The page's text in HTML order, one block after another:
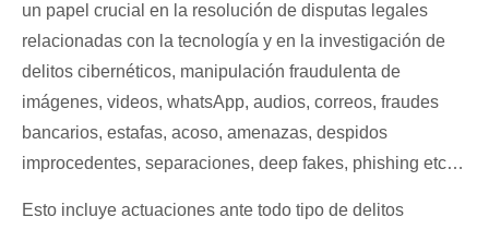
un papel crucial en la resolución de disputas legales
relacionadas con la tecnología y en la investigación de
delitos cibernéticos, manipulación fraudulenta de
imágenes, videos, whatsApp, audios, correos, fraudes
bancarios, estafas, acoso, amenazas, despidos
improcedentes, separaciones, deep fakes, phishing etc…
Esto incluye actuaciones ante todo tipo de delitos